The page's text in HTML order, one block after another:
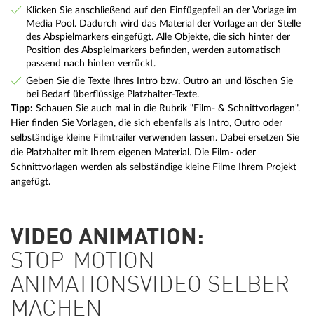
Klicken Sie anschließend auf den Einfügepfeil an der Vorlage im
Media Pool. Dadurch wird das Material der Vorlage an der Stelle
des Abspielmarkers eingefügt. Alle Objekte, die sich hinter der
Position des Abspielmarkers befinden, werden automatisch
passend nach hinten verrückt.
Geben Sie die Texte Ihres Intro bzw. Outro an und löschen Sie
bei Bedarf überflüssige Platzhalter-Texte.
Tipp: Schauen Sie auch mal in die Rubrik "Film- & Schnittvorlagen".
Hier finden Sie Vorlagen, die sich ebenfalls als Intro, Outro oder
selbständige kleine Filmtrailer verwenden lassen. Dabei ersetzen Sie
die Platzhalter mit Ihrem eigenen Material. Die Film- oder
Schnittvorlagen werden als selbständige kleine Filme Ihrem Projekt
angefügt.
VIDEO ANIMATION:
STOP-MOTION-
ANIMATIONSVIDEO SELBER
MACHEN